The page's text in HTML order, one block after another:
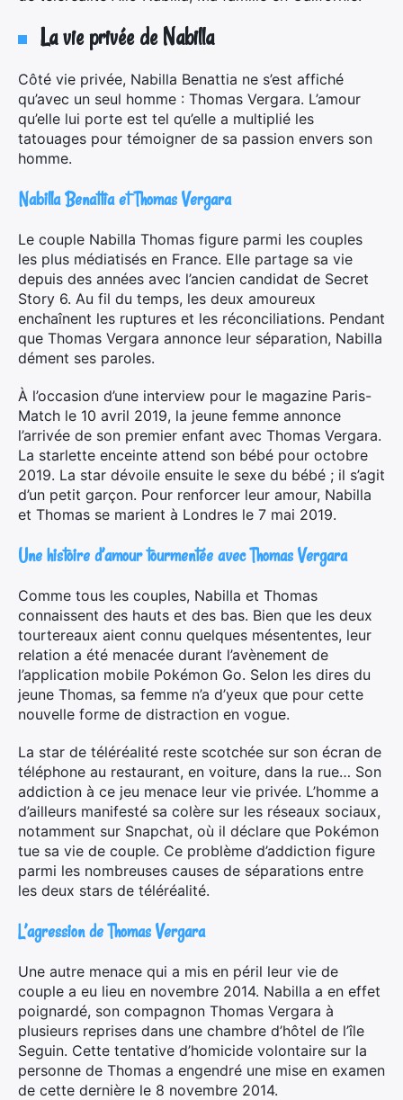
La vie privée de Nabilla
Côté vie privée, Nabilla Benattia ne s’est affiché
qu’avec un seul homme : Thomas Vergara. L’amour
qu’elle lui porte est tel qu’elle a multiplié les
tatouages pour témoigner de sa passion envers son
homme.
Nabilla Benattia et Thomas Vergara
Le couple Nabilla Thomas figure parmi les couples
les plus médiatisés en France. Elle partage sa vie
depuis des années avec l’ancien candidat de Secret
Story 6. Au fil du temps, les deux amoureux
enchaînent les ruptures et les réconciliations. Pendant
que Thomas Vergara annonce leur séparation, Nabilla
dément ses paroles.
À l’occasion d’une interview pour le magazine Paris-
Match le 10 avril 2019, la jeune femme annonce
l’arrivée de son premier enfant avec Thomas Vergara.
La starlette enceinte attend son bébé pour octobre
2019. La star dévoile ensuite le sexe du bébé ; il s’agit
d’un petit garçon. Pour renforcer leur amour, Nabilla
et Thomas se marient à Londres le 7 mai 2019.
Une histoire d’amour tourmentée avec Thomas Vergara
Comme tous les couples, Nabilla et Thomas
connaissent des hauts et des bas. Bien que les deux
tourtereaux aient connu quelques mésententes, leur
relation a été menacée durant l’avènement de
l’application mobile Pokémon Go. Selon les dires du
jeune Thomas, sa femme n’a d’yeux que pour cette
nouvelle forme de distraction en vogue.
La star de téléréalité reste scotchée sur son écran de
téléphone au restaurant, en voiture, dans la rue… Son
addiction à ce jeu menace leur vie privée. L’homme a
d’ailleurs manifesté sa colère sur les réseaux sociaux,
notamment sur Snapchat, où il déclare que Pokémon
tue sa vie de couple. Ce problème d’addiction figure
parmi les nombreuses causes de séparations entre
les deux stars de téléréalité.
L’agression de Thomas Vergara
Une autre menace qui a mis en péril leur vie de
couple a eu lieu en novembre 2014. Nabilla a en effet
poignardé, son compagnon Thomas Vergara à
plusieurs reprises dans une chambre d’hôtel de l’île
Seguin. Cette tentative d’homicide volontaire sur la
personne de Thomas a engendré une mise en examen
de cette dernière le 8 novembre 2014.